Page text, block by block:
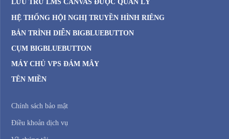
LƯU TRỮ LMS CANVAS ĐƯỢC QUẢN LÝ
HỆ THỐNG HỘI NGHỊ TRUYỀN HÌNH RIÊNG
BẢN TRÌNH DIỄN BIGBLUEBUTTON
CỤM BIGBLUEBUTTON
MÁY CHỦ VPS ĐÁM MÂY
TÊN MIỀN
Chính sách bảo mật
Điều khoản dịch vụ